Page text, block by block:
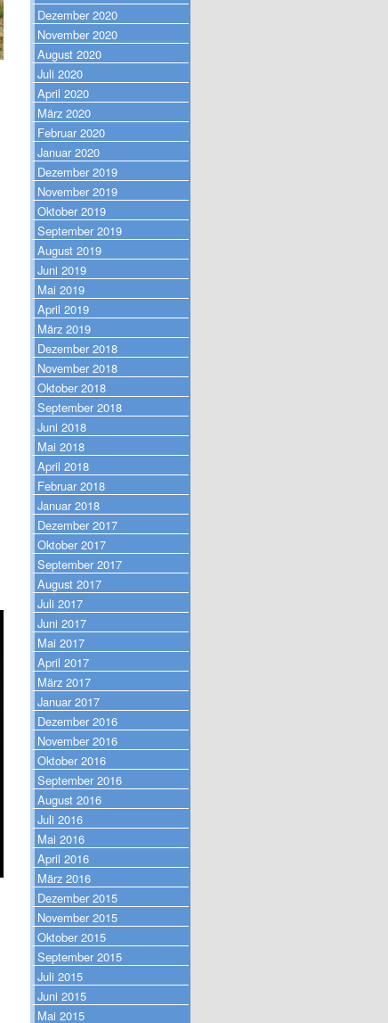
Dezember 2020
November 2020
August 2020
Juli 2020
April 2020
März 2020
Februar 2020
Januar 2020
Dezember 2019
November 2019
Oktober 2019
September 2019
August 2019
Juni 2019
Mai 2019
April 2019
März 2019
Dezember 2018
November 2018
Oktober 2018
September 2018
Juni 2018
Mai 2018
April 2018
Februar 2018
Januar 2018
Dezember 2017
Oktober 2017
September 2017
August 2017
Juli 2017
Juni 2017
Mai 2017
April 2017
März 2017
Januar 2017
Dezember 2016
November 2016
Oktober 2016
September 2016
August 2016
Juli 2016
Mai 2016
April 2016
März 2016
Dezember 2015
November 2015
Oktober 2015
September 2015
Juli 2015
Juni 2015
Mai 2015